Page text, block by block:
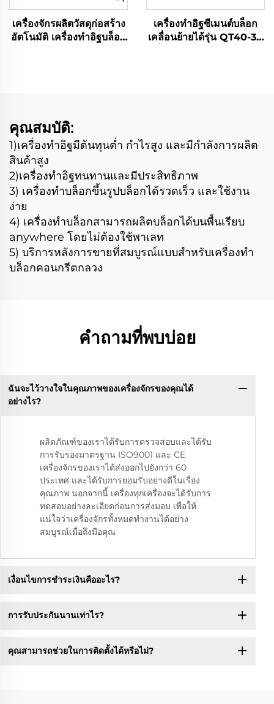
เครื่องจักรผลิตวัสดุก่อสร้าง
อัตโนมัติ เครื่องทำอิฐบล็อก
เครื่องทำอิฐซีเมนต์บล็อก
เคลื่อนย้ายได้รุ่น QT40-3A
คุณสมบัติ:
1)เครื่องทำอิฐมีต้นทุนต่ำ กำไรสูง และมีกำลังการผลิต
สินค้าสูง
2)เครื่องทำอิฐทนทานและมีประสิทธิภาพ
3) เครื่องทำบล็อกขึ้นรูปบล็อกได้รวดเร็ว และใช้งาน
ง่าย
4) เครื่องทำบล็อกสามารถผลิตบล็อกได้บนพื้นเรียบ
anywhere โดยไม่ต้องใช้พาเลท
5) บริการหลังการขายที่สมบูรณ์แบบสำหรับเครื่องทำ
บล็อกคอนกรีตกลวง
คำถามที่พบบ่อย
ฉันจะไว้วางใจในคุณภาพของเครื่องจักรของคุณได้
อย่างไร?
ผลิตภัณฑ์ของเราได้รับการตรวจสอบและได้รับ
การรับรองมาตรฐาน ISO9001 และ CE
เครื่องจักรของเราได้ส่งออกไปยังกว่า 60
ประเทศ และได้รับการยอมรับอย่างดีในเรื่อง
คุณภาพ นอกจากนี้ เครื่องทุกเครื่องจะได้รับการ
ทดสอบอย่างละเอียดก่อนการส่งมอบ เพื่อให้
แน่ใจว่าเครื่องจักรทั้งหมดทำงานได้อย่าง
สมบูรณ์เมื่อถึงมือคุณ
เงื่อนไขการชำระเงินคืออะไร?
การรับประกันนานเท่าไร?
คุณสามารถช่วยในการติดตั้งได้หรือไม่?